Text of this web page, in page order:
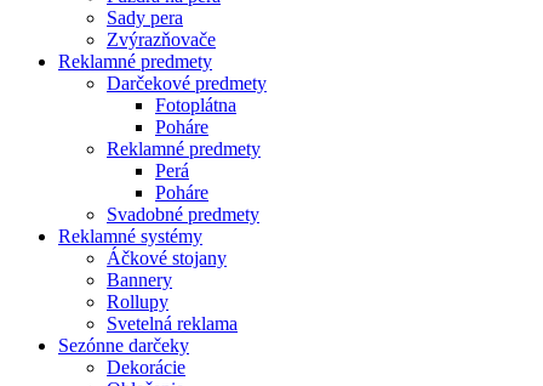
Sady pera
Zvýrazňovače
Reklamné predmety
Darčekové predmety
Fotoplátna
Poháre
Reklamné predmety
Perá
Poháre
Svadobné predmety
Reklamné systémy
Áčkové stojany
Bannery
Rollupy
Svetelná reklama
Sezónne darčeky
Dekorácie